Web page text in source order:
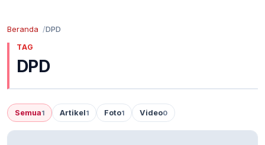
Beranda DPD
TAG
DPD
Semua1 Artikel1 Foto1 Video0